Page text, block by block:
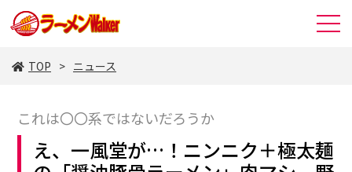
TOP ニュース
これは〇〇系ではないだろうか
え、一風堂が…！ニンニク＋極太麺